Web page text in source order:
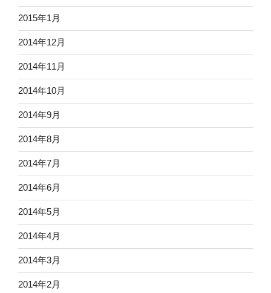
2015年1月
2014年12月
2014年11月
2014年10月
2014年9月
2014年8月
2014年7月
2014年6月
2014年5月
2014年4月
2014年3月
2014年2月